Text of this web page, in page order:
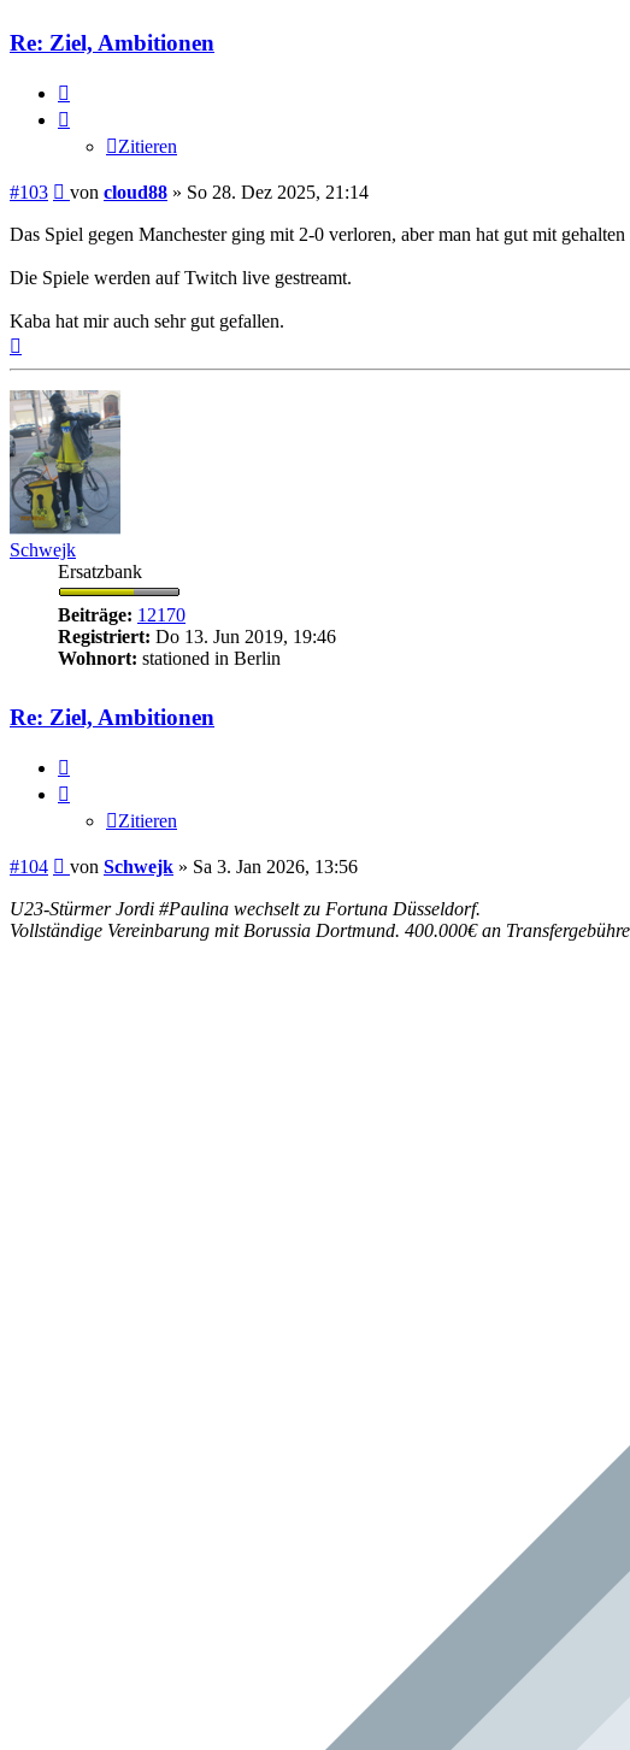
Re: Ziel, Ambitionen
Zitieren
#103 Beitrag
von cloud88 » So 28. Dez 2025, 21:14
Das Spiel gegen Manchester ging mit 2-0 verloren, aber man hat gut mit
Die Spiele werden auf Twitch live gestreamt.
Kaba hat mir auch sehr gut gefallen.
Schwejk
Ersatzbank
Beiträge: 12170
Registriert: Do 13. Jun 2019, 19:46
Wohnort: stationed in Berlin
Re: Ziel, Ambitionen
Zitieren
#104 Beitrag
von Schwejk » Sa 3. Jan 2026, 13:56
U23-Stürmer Jordi #Paulina wechselt zu Fortuna Düsseldorf.
Vollständige Vereinbarung mit Borussia Dortmund. 400.000€ an